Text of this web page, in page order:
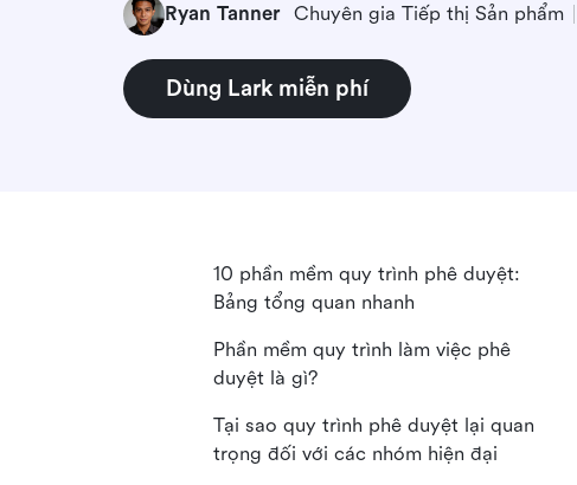
Ryan Tanner Chuyên gia Tiếp thị Sản phẩm
Dùng Lark miễn phí
10 phần mềm quy trình phê duyệt:
Bảng tổng quan nhanh
Phần mềm quy trình làm việc phê
duyệt là gì?
Tại sao quy trình phê duyệt lại quan
trọng đối với các nhóm hiện đại